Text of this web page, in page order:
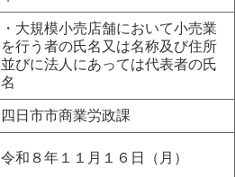
・大規模小売店舗において小売業
を行う者の氏名又は名称及び住所
並びに法人にあっては代表者の氏
名
四日市市商業労政課
令和８年１１月１６日（月）